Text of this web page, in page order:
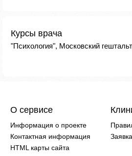
Курсы врача
"Психология", Московский
О сервисе
Информация о проекте
Контактная информация
HTML карты сайта